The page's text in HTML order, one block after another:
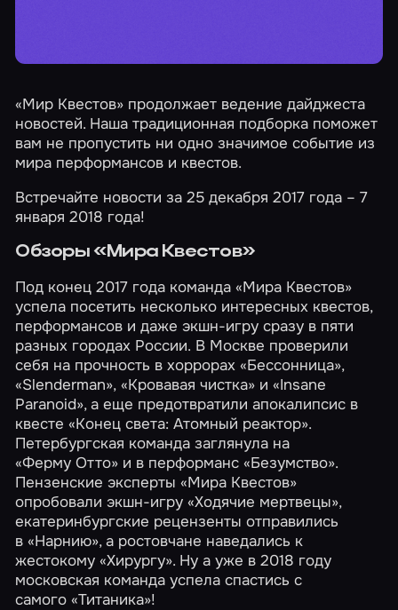
«Мир Квестов» продолжает ведение дайджеста
новостей. Наша традиционная подборка поможет
вам не пропустить ни одно значимое событие из
мира перформансов и квестов.
Встречайте новости за 25 декабря 2017 года – 7
января 2018 года!
Обзоры «Мира Квестов»
Под конец 2017 года команда «Мира Квестов»
успела посетить несколько интересных квестов,
перформансов и даже экшн-игру сразу в пяти
разных городах России. В Москве проверили
себя на прочность в хоррорах «Бессонница»,
«Slenderman», «Кровавая чистка» и «Insane
Paranoid», а еще предотвратили апокалипсис в
квесте «Конец света: Атомный реактор».
Петербургская команда заглянула на
«Ферму Отто» и в перформанс «Безумство».
Пензенские эксперты «Мира Квестов»
опробовали экшн-игру «Ходячие мертвецы»,
екатеринбургские рецензенты отправились
в «Нарнию», а ростовчане наведались к
жестокому «Хирургу». Ну а уже в 2018 году
московская команда успела спастись с
самого «Титаника»!